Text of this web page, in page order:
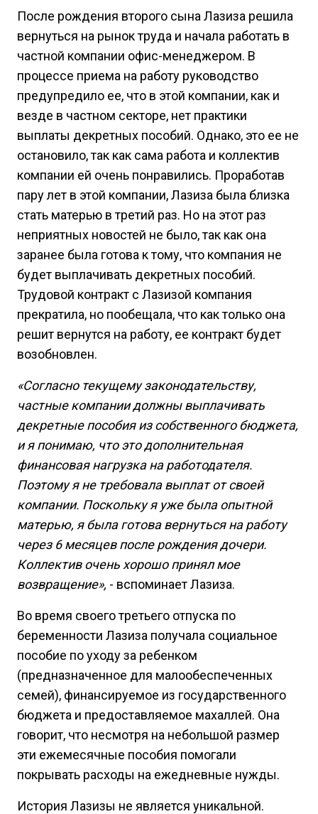
После рождения второго сына Лазиза решила
вернуться на рынок труда и начала работать в
частной компании офис-менеджером. В
процессе приема на работу руководство
предупредило ее, что в этой компании, как и
везде в частном секторе, нет практики
выплаты декретных пособий. Однако, это ее не
остановило, так как сама работа и коллектив
компании ей очень понравились. Проработав
пару лет в этой компании, Лазиза была близка
стать матерью в третий раз. Но на этот раз
неприятных новостей не было, так как она
заранее была готова к тому, что компания не
будет выплачивать декретных пособий.
Трудовой контракт с Лазизой компания
прекратила, но пообещала, что как только она
решит вернутся на работу, ее контракт будет
возобновлен.
«Согласно текущему законодательству,
частные компании должны выплачивать
декретные пособия из собственного бюджета,
и я понимаю, что это дополнительная
финансовая нагрузка на работодателя.
Поэтому я не требовала выплат от своей
компании. Поскольку я уже была опытной
матерью, я была готова вернуться на работу
через 6 месяцев после рождения дочери.
Коллектив очень хорошо принял мое
возвращение», - вспоминает Лазиза.
Во время своего третьего отпуска по
беременности Лазиза получала социальное
пособие по уходу за ребенком
(предназначенное для малообеспеченных
семей), финансируемое из государственного
бюджета и предоставляемое махаллей. Она
говорит, что несмотря на небольшой размер
эти ежемесячные пособия помогали
покрывать расходы на ежедневные нужды.
История Лазизы не является уникальной.